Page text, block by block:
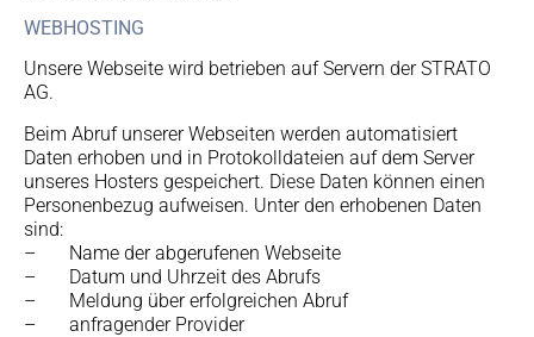
WEBHOSTING
Unsere Webseite wird betrieben auf Servern der STRATO
AG.
Beim Abruf unserer Webseiten werden automatisiert
Daten erhoben und in Protokolldateien auf dem Server
unseres Hosters gespeichert. Diese Daten können einen
Personenbezug aufweisen. Unter den erhobenen Daten
sind:
– Name der abgerufenen Webseite
– Datum und Uhrzeit des Abrufs
– Meldung über erfolgreichen Abruf
– anfragender Provider